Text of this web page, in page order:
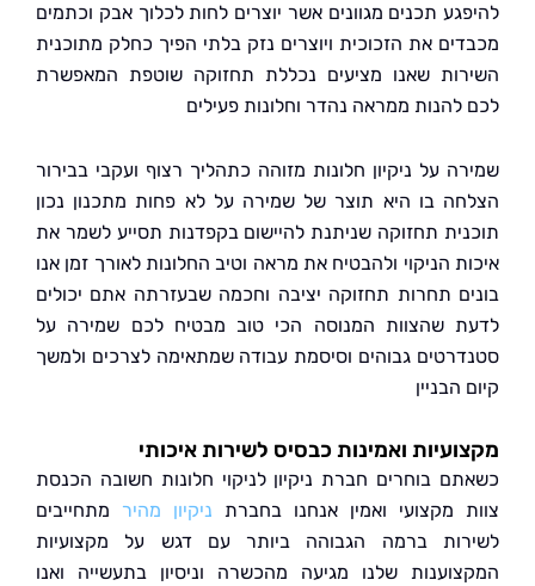
תכנים מגוונים אשר יוצרים לחות לכלוך אבק וכתמים
את הזכוכית ויוצרים נזק בלתי הפיך כחלק מתוכנית
שאנו מציעים נכללת תחזוקה שוטפת המאפשרת
ממראה נהדר וחלונות פעילים
על ניקיון חלונות מזוהה כתהליך רצוף ועקבי בבירור
בו היא תוצר של שמירה על לא פחות מתכנון נכון
תחזוקה שניתנת להיישום בקפדנות תסייע לשמר את
הניקוי ולהבטיח את מראה וטיב החלונות לאורך זמן אנו
תחרות תחזוקה יציבה וחכמה שבעזרתה אתם יכולים
שהצוות המנוסה הכי טוב מבטיח לכם שמירה על
גבוהים וסיסמת עבודה שמתאימה לצרכים ולמשך
ואמינות כבסיס לשירות איכותי
בוחרים חברת ניקיון לניקוי חלונות חשובה הכנסת
מקצועי ואמין אנחנו בחברת ניקיון מהירמתחייבים
ברמה הגבוהה ביותר עם דגש על מקצועיות
שלנו מגיעה מהכשרה וניסיון בתעשייה ואנו